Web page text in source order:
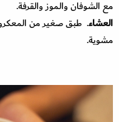
مع الشوفان والموز والقرفة.
العشاء. طبق صغير من
مشوية.